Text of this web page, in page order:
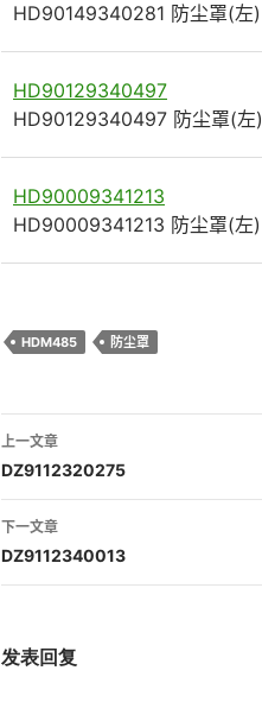
HD90149340281 防尘罩(左)
HD90129340497
HD90129340497 防尘罩(左)
HD90009341213
HD90009341213 防尘罩(左)
HDM485 防尘罩
文
章
导
航
上一文章
DZ9112320275
下一文章
DZ9112340013
发表回复